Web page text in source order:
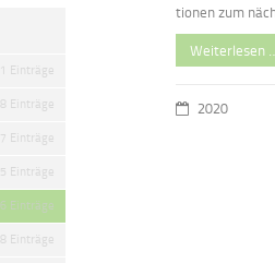
tionen zum
Weiterlesen
2020
11 Einträge
8 Einträge
7 Einträge
5 Einträge
6 Einträge
8 Einträge